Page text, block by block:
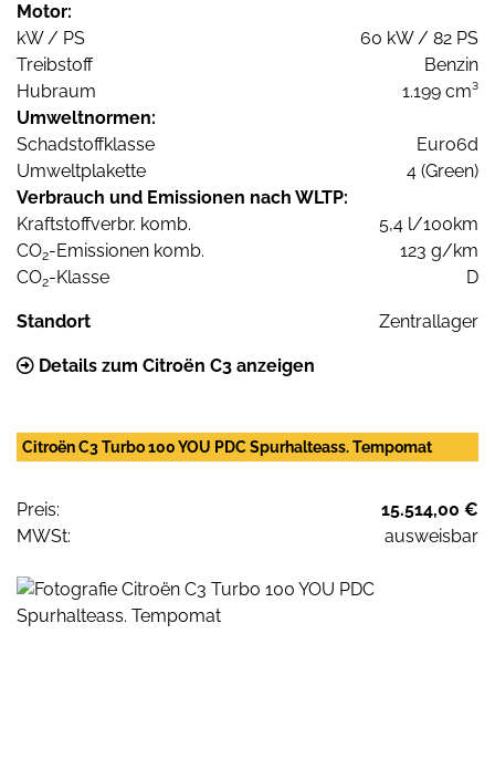
Motor:
kW / PS
60 kW / 82 PS
Treibstoff
Benzin
Hubraum
1.199 cm³
Umweltnormen:
Schadstoffklasse
Euro6d
Umweltplakette
4 (Green)
Verbrauch und Emissionen nach WLTP:
Kraftstoffverbr. komb.
5,4 l/100km
CO2-Emissionen komb.
123 g/km
CO2-Klasse D
Standort Zentrallager
Details zum Citroën C3 anzeigen
Citroën C3 Turbo 100 YOU PDC Spurhalteass. Tempomat
Preis:
15.514,00 €
MWSt:
ausweisbar